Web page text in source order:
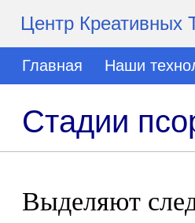
Центр Креативных
Главная Наши
Стадии
Выделяют